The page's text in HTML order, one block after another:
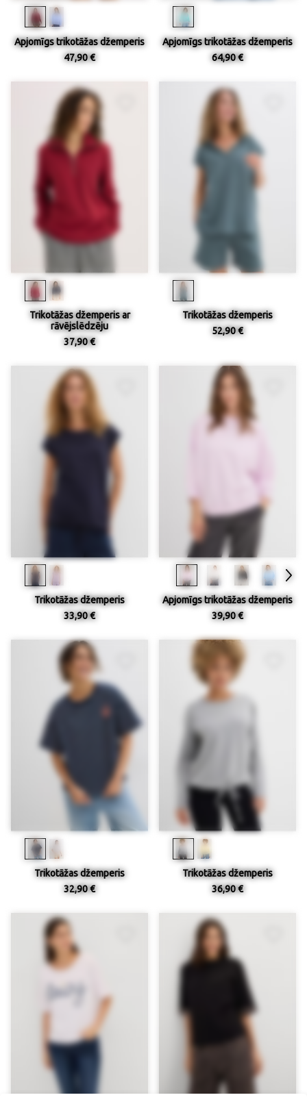
Apjomīgs trikotāžas džemperis
47,90 €
Apjomīgs trikotāžas džemperis
64,90 €
Trikotāžas džemperis ar
rāvējslēdzēju
37,90 €
Trikotāžas džemperis
52,90 €
Trikotāžas džemperis
33,90 €
Apjomīgs trikotāžas džemperis
39,90 €
Trikotāžas džemperis
32,90 €
Trikotāžas džemperis
36,90 €